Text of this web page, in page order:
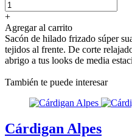
+
Agregar al carrito
Sacón de hilado frizado súper
tejidos al frente. De corte
abrigo a tus looks de media
También te puede interesar
Cárdigan Alpes